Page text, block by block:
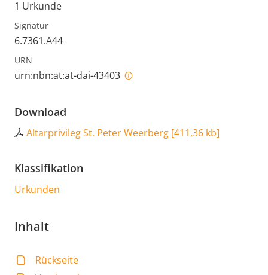
1 Urkunde
Signatur
6.7361.A44
URN
urn:nbn:at:at-dai-43403
Download
Altarprivileg St. Peter Weerberg [411,36 kb]
Klassifikation
Urkunden
Inhalt
Rückseite